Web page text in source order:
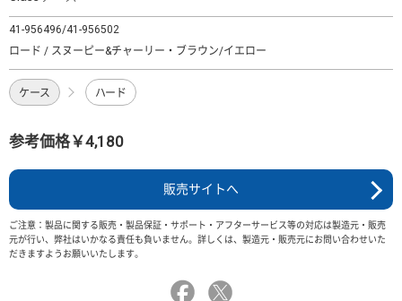
41-956496/41-956502
ロード / スヌーピー&チャーリー・ブラウン/イエロー
ケース ハード
参考価格￥4,180
販売サイトへ
ご注意：製品に関する販売・製品保証・サポート・アフターサービス等の対応は製造元・販売
元が行い、弊社はいかなる責任も負いません。詳しくは、製造元・販売元にお問い合わせいた
だきますようお願いいたします。